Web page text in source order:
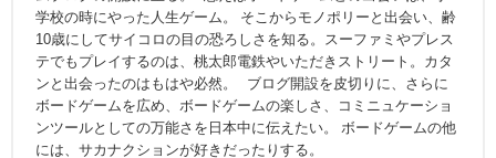
学校の時にやった人生ゲーム。 そこからモノポリーと出会い、齢
10歳にしてサイコロの目の恐ろしさを知る。スーファミやプレス
テでもプレイするのは、桃太郎電鉄やいただきストリート。カタ
ンと出会ったのはもはや必然。 ブログ開設を皮切りに、さらに
ボードゲームを広め、ボードゲームの楽しさ、コミニュケーショ
ンツールとしての万能さを日本中に伝えたい。 ボードゲームの他
には、サカナクションが好きだったりする。